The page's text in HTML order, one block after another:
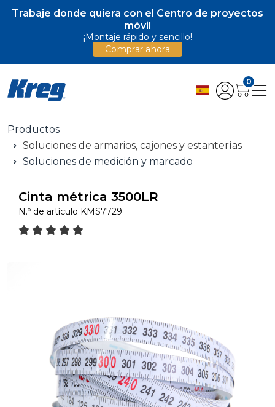
Trabaje donde quiera con el Centro de proyectos
móvil
¡Montaje rápido y sencillo!
Comprar ahora
0
Productos
Soluciones de armarios, cajones y estanterías
Soluciones de medición y marcado
Cinta métrica 3500LR
N.º de artículo KMS7729